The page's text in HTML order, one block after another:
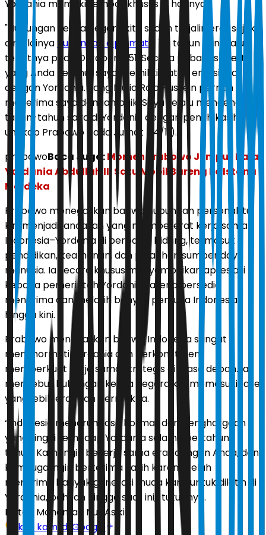
Yordania memiliki tempat khusus di hatinya.
"Hubungan kedua negara kita sudah terjalin erat sejak
dimulainya
hubungan diplomatik
74 tahun yang lalu,
tepatnya pada Oktober 1951. Secara pribadi, seperti
yang Anda ketahui, saya memiliki ikatan emosional
dengan Yordania. Yang Mulia Raja Hussein pernah
menerima saya dengan baik. Saya selalu mengenang
tahun-tahun saya di Yordania dengan penuh kasih,"
ungkap Prabowo pada Jumat (14/11).
prabowoBaca Juga:Momen Prabowo Jemput Raja
Yordania Abdullah II, Satu Mobil Bareng ke Istana
Merdeka
Prabowo menegaskan bahwa hubungan personal itu
kini menjadi landasan yang mempererat kerja sama
Indonesia–Yordania di berbagai bidang, termasuk
pendidikan, keamanan, dan pelatihan sumber daya
manusia. Ia secara khusus menyampaikan apresiasi
kepada pemerintah Yordania karena bersedia
menerima dan melatih banyak pemuda Indonesia
hingga kini.
Prabowo menegaskan bahwa Indonesia sangat
menghormati Yordania dan berkomitmen
memperkuat kerja sama strategis di masa depan. Ia
menyebut hubungan kedua negara kini memasuki fase
yang lebih erat dan bermakna.
“Indonesia menaruh rasa hormat dan penghargaan
yang tinggi terhadap Yordania selama bertahun-
tahun. Kami ingin bekerja sama erat dengan Anda, dan
kami juga ingin berterima kasih karena telah
menerima banyak generasi muda kami untuk dilatih di
Yordania, bahkan hingga saat ini," tutupnya.
Editor: Mohamad Nur Asikin
Ikuti kami di Google